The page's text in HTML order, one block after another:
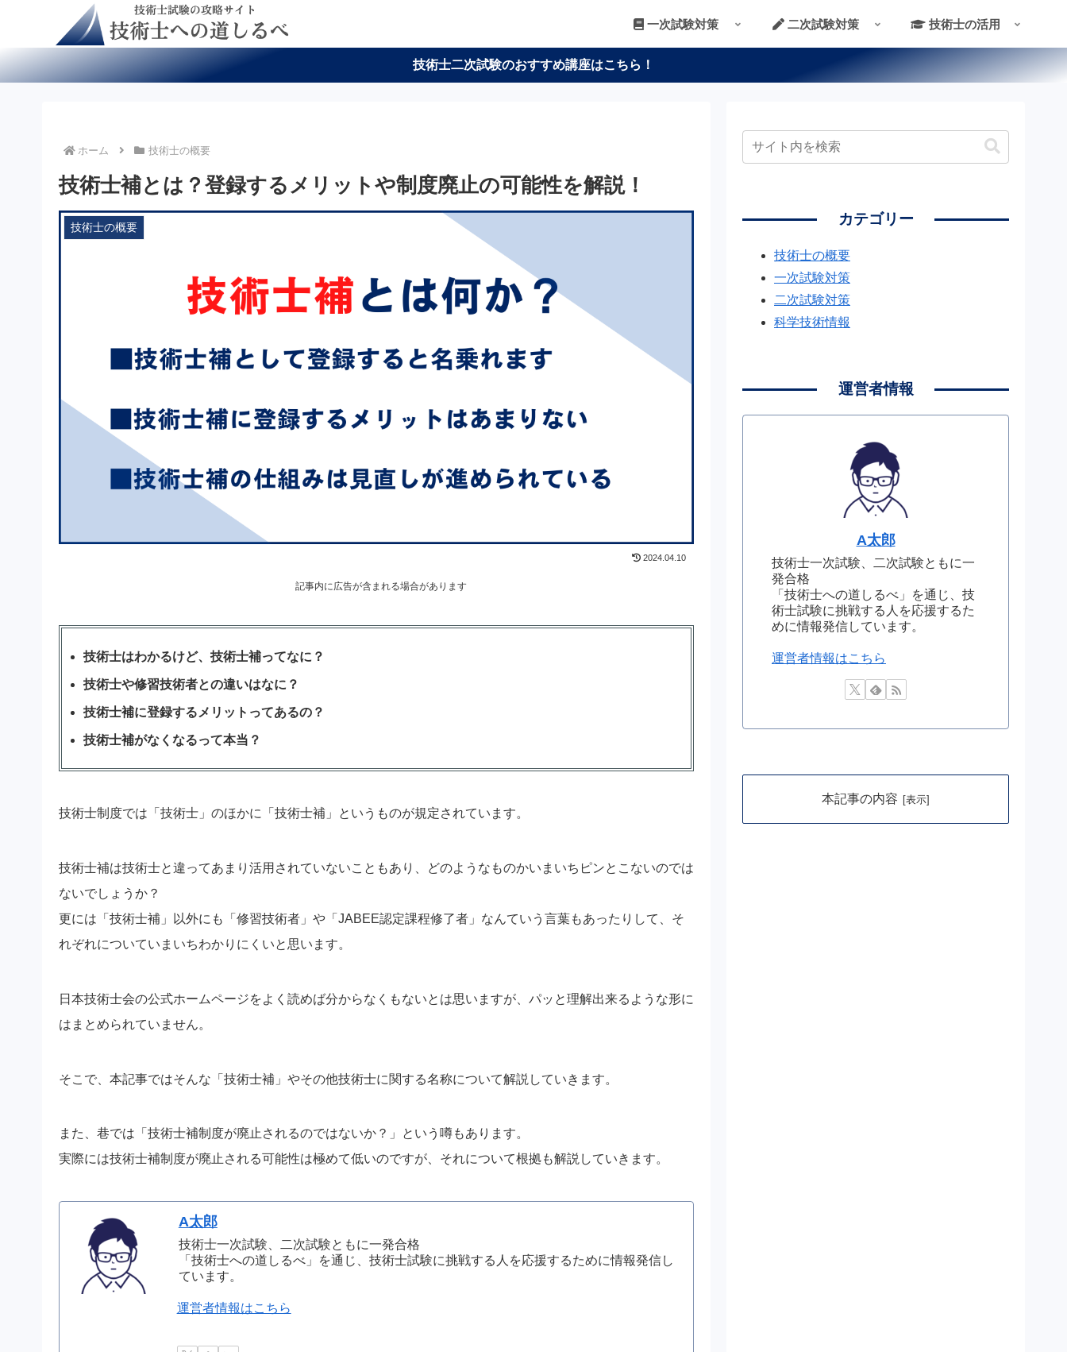
一次試験対策 二次試験対策 技術士の活用
技術士二次試験のおすすめ講座はこちら！
ホーム 技術士の概要
技術士補とは？登録するメリットや制度廃止の可能性を解説！
技術士の概要
2024.04.10
記事内に広告が含まれる場合があります
技術士はわかるけど、技術士補ってなに？
技術士や修習技術者との違いはなに？
技術士補に登録するメリットってあるの？
技術士補がなくなるって本当？
技術士制度では「技術士」のほかに「技術士補」というものが規定されています。
技術士補は技術士と違ってあまり活用されていないこともあり、どのようなものかいまいちピンとこないのでは
ないでしょうか？
更には「技術士補」以外にも「修習技術者」や「JABEE認定課程修了者」なんていう言葉もあったりして、そ
れぞれについていまいちわかりにくいと思います。
日本技術士会の公式ホームページをよく読めば分からなくもないとは思いますが、パッと理解出来るような形に
はまとめられていません。
そこで、本記事ではそんな「技術士補」やその他技術士に関する名称について解説していきます。
また、巷では「技術士補制度が廃止されるのではないか？」という噂もあります。
実際には技術士補制度が廃止される可能性は極めて低いのですが、それについて根拠も解説していきます。
A太郎
技術士一次試験、二次試験ともに一発合格
「技術士への道しるべ」を通じ、技術士試験に挑戦する人を応援するために情報発信し
ています。
運営者情報はこちら
カテゴリー
技術士の概要
一次試験対策
二次試験対策
科学技術情報
運営者情報
A太郎
技術士一次試験、二次試験ともに一
発合格
「技術士への道しるべ」を通じ、技
術士試験に挑戦する人を応援するた
めに情報発信しています。
運営者情報はこちら
本記事の内容